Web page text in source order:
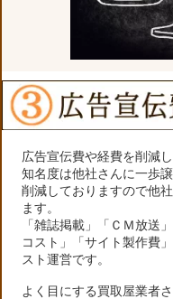
広告宣伝費や経費を削減
知名度は他社さんに一歩
削減しておりますので他
ます。
「雑誌掲載」「ＣＭ放送
コスト」「サイト製作費
スト運営です。
よく目にする買取屋業者